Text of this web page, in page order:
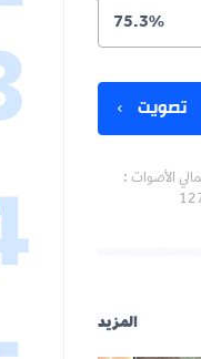
75.3%
تصويت
الأصوات :
المزيد